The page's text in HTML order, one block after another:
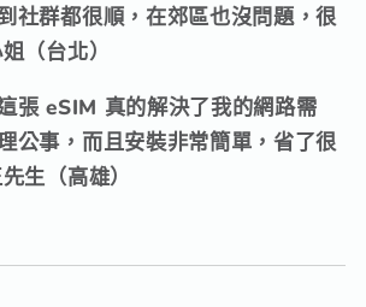
社群都很順， 在郊區也沒問題，很
（台北）
張 eSIM 真的解決了我的網路需
公事， 而且安裝非常簡單，省了很
生（高雄）